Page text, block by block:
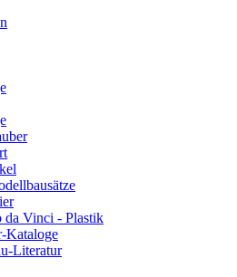
da Vinci - Plastik
Kataloge
Literatur